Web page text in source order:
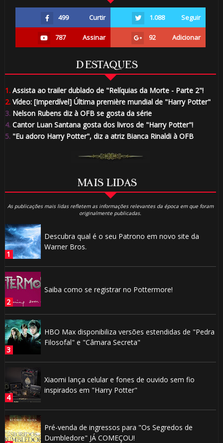
499 Curtir 1.088 Seguir
787 Assinar 92 Adicionar
DESTAQUES
1.Assista ao trailer dublado de "Relíquias da Morte - Parte 2"!
2.Vídeo: [Imperdível] Última première mundial de "Harry Potter"
3.Nelson Rubens diz à OFB se gosta da série
4.Cantor Luan Santana gosta dos livros de "Harry Potter"!
5."Eu adoro Harry Potter", diz a atriz Bianca Rinaldi à OFB
MAIS LIDAS
As publicações mais lidas refletem as informações relevantes da época em que foram
originalmente publicadas.
Descubra qual é o seu Patrono em novo site da
Warner Bros.
Saiba como se registrar no Pottermore!
HBO Max disponibiliza versões estendidas de "Pedra
Filosofal" e "Câmara Secreta"
Xiaomi lança celular e fones de ouvido sem fio
inspirados em "Harry Potter"
Pré-venda de ingressos para "Os Segredos de
Dumbledore" JÁ COMEÇOU!